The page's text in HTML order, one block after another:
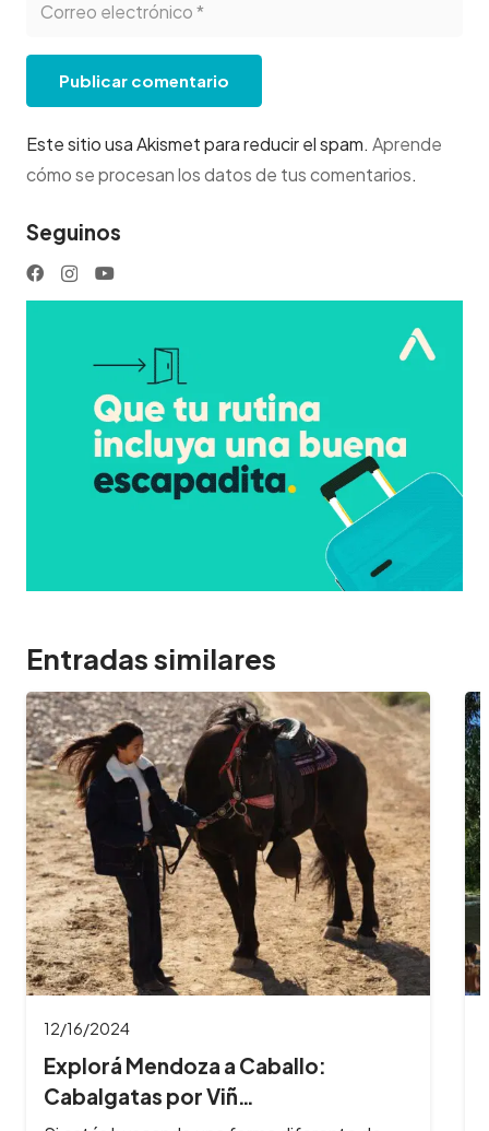
Publicar comentario
Este sitio usa Akismet para reducir el spam. Aprende
cómo se procesan los datos de tus comentarios.
Seguinos
Entradas similares
11/26/2024
8 Imperdibles balnearios en las
Sierras de Có…